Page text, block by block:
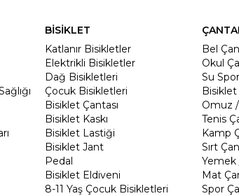
BİSİKLET
Katlanır Bisikletler
Elektrikli Bisikletler
Dağ Bisikletleri
Çocuk Bisikletleri
Bisiklet Çantası
Bisiklet Kaskı
Bisiklet Lastiği
Bisiklet Jant
Pedal
Bisiklet Eldiveni
8-11 Yaş Çocuk Bisikletleri
Bel
Okul
Su
Bisiklet
Omuz /
Tenis
Kamp
Sırt
Yemek
Mat
Spor